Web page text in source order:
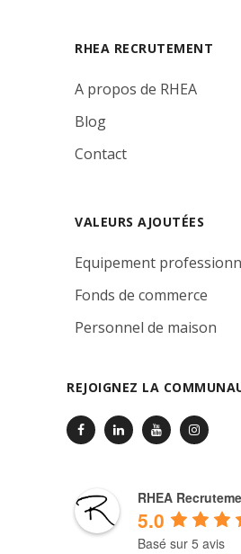
RHEA RECRUTEMENT
A propos de RHEA
Blog
Contact
VALEURS AJOUTÉES
Equipement
Fonds de commerce
Personnel de maison
REJOIGNEZ LA
RHEA
5.0
Basé sur 5 avis